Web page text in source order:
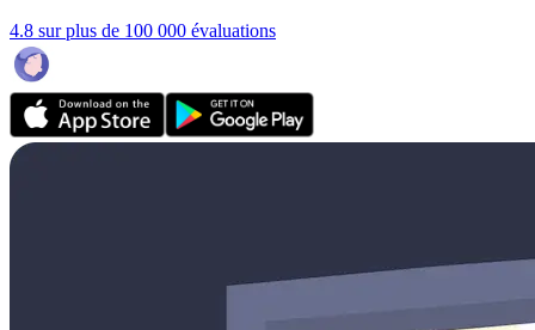
4.8 sur plus de 100 000 évaluations